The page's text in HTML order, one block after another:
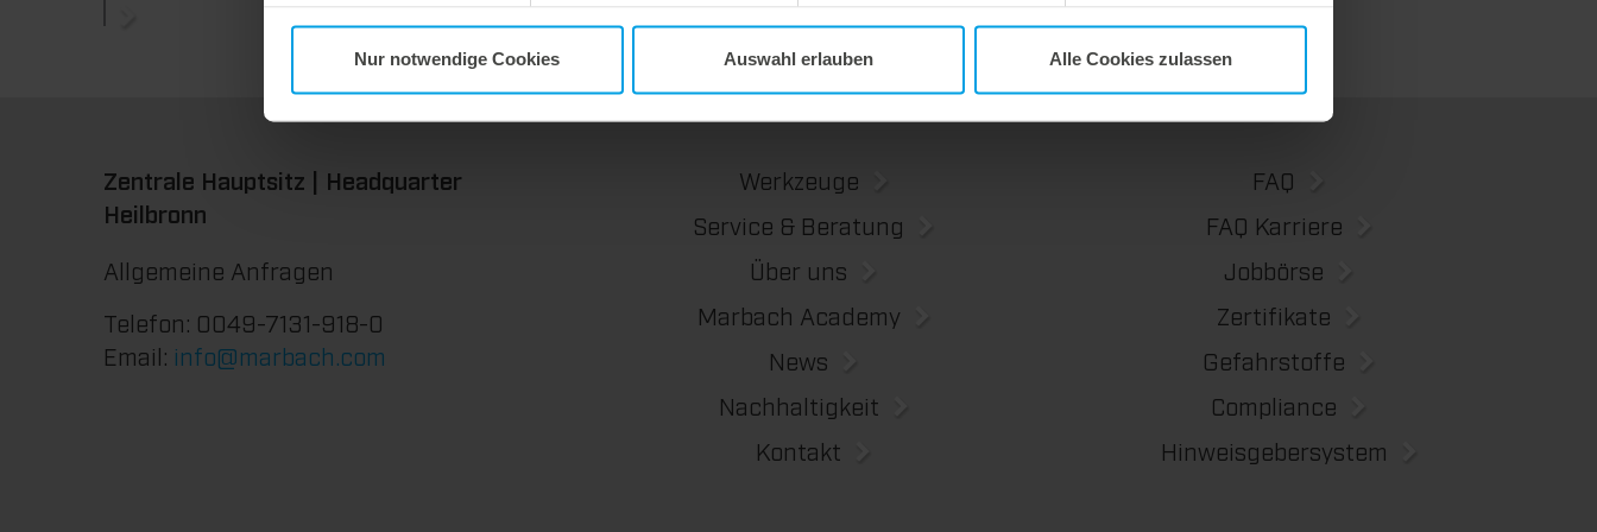
Nur notwendige Cookies Auswahl erlauben Alle Cookies zulassen
Zentrale Hauptsitz | Headquarter
Heilbronn
Allgemeine Anfragen
Telefon: 0049-7131-918-0
Email: info@marbach.com
Werkzeuge
Service & Beratung
Über uns
Marbach Academy
News
Nachhaltigkeit
Kontakt
FAQ
FAQ Karriere
Jobbörse
Zertifikate
Gefahrstoffe
Compliance
Hinweisgebersystem